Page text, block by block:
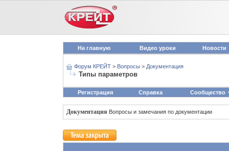
На главную Видео уроки Новости
Форум КРЕЙТ > Вопросы > Документация
Типы параметров
Регистрация Справка Сообщество
Документация Вопросы и замечания по документации